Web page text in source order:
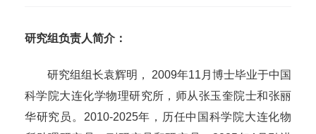
研究组负责人简介：
研究组组长袁辉明， 2009年11月博士毕业于中国
科学院大连化学物理研究所，师从张玉奎院士和张丽
华研究员。2010-2025年，历任中国科学院大连化物